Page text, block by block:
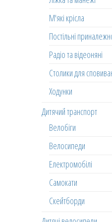
М'які крісла
Постільні
Радіо та відеоняні
Столики для
Ходунки
Дитячий транспорт
Велобіги
Велосипеди
Електромобілі
Самокати
Скейтборди